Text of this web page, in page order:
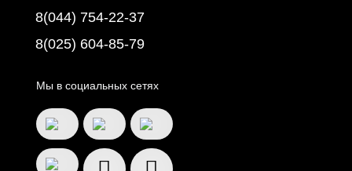
8(044) 754-22-37
8(025) 604-85-79
Мы в социальных сетях